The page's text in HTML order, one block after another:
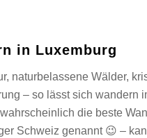
in Luxemburg
naturbelassene Wälder,
– so lässt sich wandern
die beste
Schweiz genannt 😉 –